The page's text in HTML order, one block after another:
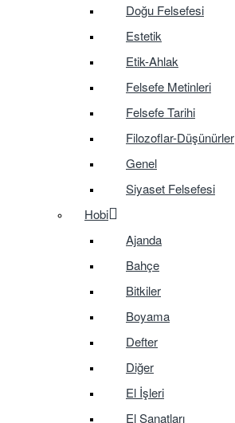
Doğu Felsefesi
Estetik
Etik-Ahlak
Felsefe Metinleri
Felsefe Tarihi
Filozoflar-Düşünürler
Genel
Siyaset Felsefesi
Hobi
Ajanda
Bahçe
Bitkiler
Boyama
Defter
Diğer
El İşleri
El Sanatları